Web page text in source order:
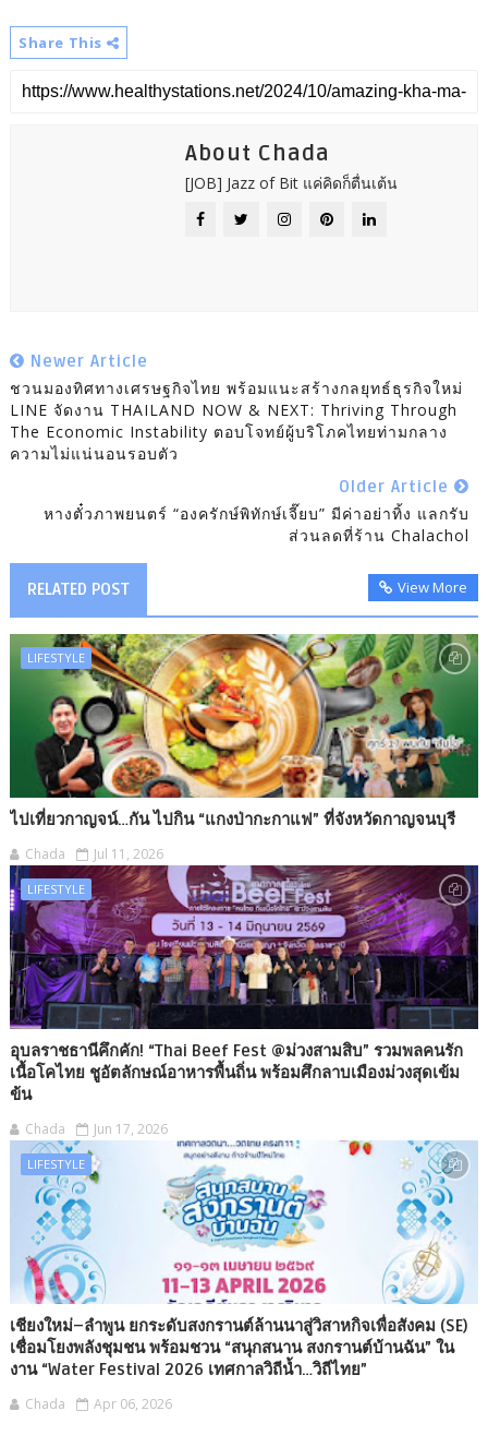
Share This
About Chada
[JOB] Jazz of Bit แค่คิดก็ตื่นเต้น
Newer Article
ชวนมองทิศทางเศรษฐกิจไทย พร้อมแนะสร้างกลยุทธ์ธุรกิจใหม่
LINE จัดงาน THAILAND NOW & NEXT: Thriving Through
The Economic Instability ตอบโจทย์ผู้บริโภคไทยท่ามกลาง
ความไม่แน่นอนรอบตัว
Older Article
หางตั๋วภาพยนตร์ “องครักษ์พิทักษ์เจี๊ยบ” มีค่าอย่าทิ้ง แลกรับ
ส่วนลดที่ร้าน Chalachol
RELATED POST View More
LIFESTYLE
ไปเที่ยวกาญจน์…กัน ไปกิน “แกงป่ากะกาแฟ” ที่จังหวัดกาญจนบุรี
Chada Jul 11, 2026
LIFESTYLE
อุบลราชธานีคึกคัก! “Thai Beef Fest @ม่วงสามสิบ” รวมพลคนรัก
เนื้อโคไทย ชูอัตลักษณ์อาหารพื้นถิ่น พร้อมศึกลาบเมืองม่วงสุดเข้ม
ข้น
Chada Jun 17, 2026
LIFESTYLE
เชียงใหม่–ลำพูน ยกระดับสงกรานต์ล้านนาสู่วิสาหกิจเพื่อสังคม (SE)
เชื่อมโยงพลังชุมชน พร้อมชวน “สนุกสนาน สงกรานต์บ้านฉัน” ใน
งาน “Water Festival 2026 เทศกาลวิถีน้ำ…วิถีไทย”
Chada Apr 06, 2026